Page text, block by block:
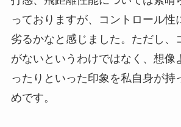
っておりますが、コントロール性
劣るかなと感じました。ただし、
がないというわけではなく、想像
ったりといった印象を私自身が持
めです。